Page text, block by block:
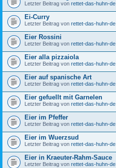
Letzter Beitrag von rettet-das-huhn-de
Ei-Curry
Letzter Beitrag von rettet-das-huhn-de
Eier Rossini
Letzter Beitrag von rettet-das-huhn-de
Eier alla pizzaiola
Letzter Beitrag von rettet-das-huhn-de
Eier auf spanische Art
Letzter Beitrag von rettet-das-huhn-de
Eier gefuellt mit Garnelen
Letzter Beitrag von rettet-das-huhn-de
Eier im Pfeffer
Letzter Beitrag von rettet-das-huhn-de
Eier im Wuerzsud
Letzter Beitrag von rettet-das-huhn-de
Eier in Kraeuter-Rahm-Sauce
Letzter Beitrag von rettet-das-huhn-de